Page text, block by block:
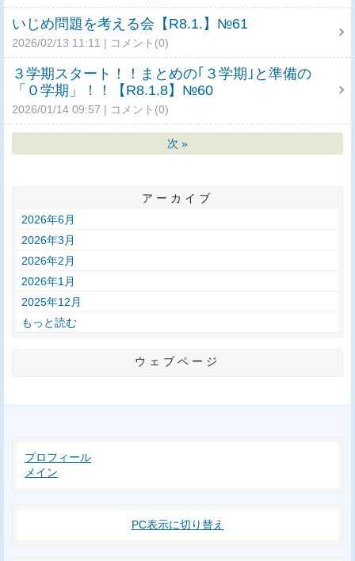
いじめ問題を考える会【R8.1.】№61
2026/02/13 11:11 コメント(0)
３学期スタート！！まとめの｢３学期｣と準備の
「０学期」！！【R8.1.8】№60
2026/01/14 09:57 コメント(0)
次 »
アーカイブ
2026年6月
2026年3月
2026年2月
2026年1月
2025年12月
もっと読む
ウェブページ
プロフィール
メイン
PC表示に切り替え